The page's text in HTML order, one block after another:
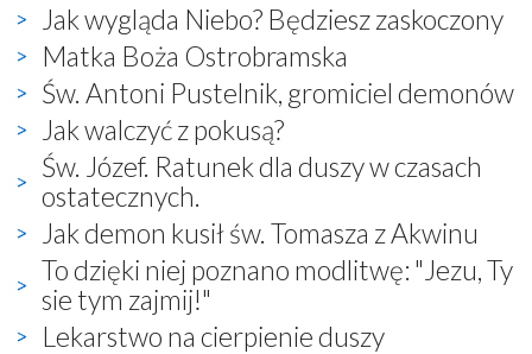
Jak wygląda Niebo? Będziesz zaskoczony
Matka Boża Ostrobramska
Św. Antoni Pustelnik, gromiciel demonów
Jak walczyć z pokusą?
Św. Józef. Ratunek dla duszy w czasach
ostatecznych.
Jak demon kusił św. Tomasza z Akwinu
To dzięki niej poznano modlitwę: "Jezu, Ty
sie tym zajmij!"
Lekarstwo na cierpienie duszy